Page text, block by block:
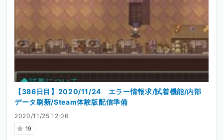
2020/11/25 12:06
19
【386日目】2020/11/24 エラー情報求/試着機能/内部
データ刷新/Steam体験版配信準備